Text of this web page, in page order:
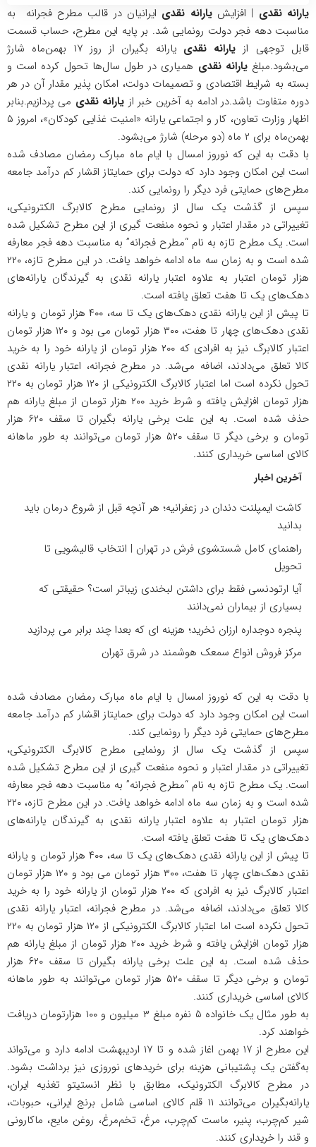
یارانه نقدی | افزایشیارانه نقدی ایرانیان در قالب مطرح فجرانه به
مناسبت دهه فجر دولت رونمایی شد. بر پایه این مطرح، حساب قسمت
قابل توجهی از یارانه نقدی
یارانه‌ بگیران از روز ۱۷ بهمن‌ماه شارژ
می‌بشود.مبلغیارانه نقدی همیاری در طول سال‌ها تحول کرده است و
بسته به شرایط اقتصادی و تصمیمات دولت، امکان پذیر مقدار آن در هر
دوره متفاوت باشد.در ادامه به آخرین خبر از یارانه نقدی می پردازیم.بنابر
اظهار وزارت تعاون، کار و اجتماعی
یارانه «امنیت غذایی کودکان»، امروز ۵
بهمن‌ماه برای ۲ ماه (دو مرحله) شارژ می‌بشود.
با دقت به این که نوروز امسال با ایام ماه مبارک رمضان مصادف شده
است این امکان وجود دارد که دولت برای حمایتاز اقشار کم درآمد جامعه
مطرح‌های حمایتی فرد دیگر را رونمایی کند.
سپس از گذشت یک سال از رونمایی مطرح کالابرگ الکترونیکی،
تغییراتی در مقدار اعتبار و نحوه منفعت گیری از این مطرح تشکیل شده
است. یک مطرح تازه به نام “مطرح فجرانه” به مناسبت دهه فجر معارفه
شده است و به زمان سه ماه ادامه خواهد یافت. در این مطرح تازه، ۲۲۰
هزار تومان اعتبار به علاوه اعتبار یارانه نقدی به گیرندگان یارانه‌های
دهک‌های یک تا هفت تعلق یافته است.
تا پیش از این یارانه نقدی دهک‌های یک تا سه، ۴۰۰ هزار تومان و یارانه
نقدی دهک‌های چهار تا هفت، ۳۰۰ هزار تومان می بود و ۱۲۰ هزار تومان
اعتبار کالابرگ نیز به افرادی که ۲۰۰ هزار تومان از یارانه خود را به خرید
کالا تعلق می‌دادند، اضافه می‌شد. در مطرح فجرانه، اعتبار یارانه نقدی
تحول نکرده است اما اعتبار کالابرگ الکترونیکی از ۱۲۰ هزار تومان به ۲۲۰
هزار تومان افزایش یافته و شرط خرید ۲۰۰ هزار تومان از مبلغ یارانه هم
حذف شده است. به این علت برخی یارانه بگیران تا سقف ۶۲۰ هزار
تومان و برخی دیگر تا سقف ۵۲۰ هزار تومان می‌توانند به طور ماهانه
کالای اساسی خریداری کنند.
آخرین اخبار
کاشت ایمپلنت دندان در زعفرانیه؛ هر آنچه قبل از شروع درمان باید
بدانید
راهنمای کامل شستشوی فرش در تهران | انتخاب قالیشویی تا
تحویل
آیا ارتودنسی فقط برای داشتن لبخندی زیباتر است؟ حقیقتی که
بسیاری از بیماران نمی‌دانند
پنجره دوجداره ارزان نخرید؛ هزینه ای که بعدا چند برابر می پردازید
مرکز فروش انواع سمعک هوشمند در شرق تهران
با دقت به این که نوروز امسال با ایام ماه مبارک رمضان مصادف شده
است این امکان وجود دارد که دولت برای حمایتاز اقشار کم درآمد جامعه
مطرح‌های حمایتی فرد دیگر را رونمایی کند.
سپس از گذشت یک سال از رونمایی مطرح کالابرگ الکترونیکی،
تغییراتی در مقدار اعتبار و نحوه منفعت گیری از این مطرح تشکیل شده
است. یک مطرح تازه به نام “مطرح فجرانه” به مناسبت دهه فجر معارفه
شده است و به زمان سه ماه ادامه خواهد یافت. در این مطرح تازه، ۲۲۰
هزار تومان اعتبار به علاوه اعتبار یارانه نقدی به گیرندگان یارانه‌های
دهک‌های یک تا هفت تعلق یافته است.
تا پیش از این یارانه نقدی دهک‌های یک تا سه، ۴۰۰ هزار تومان و یارانه
نقدی دهک‌های چهار تا هفت، ۳۰۰ هزار تومان می بود و ۱۲۰ هزار تومان
اعتبار کالابرگ نیز به افرادی که ۲۰۰ هزار تومان از یارانه خود را به خرید
کالا تعلق می‌دادند، اضافه می‌شد. در مطرح فجرانه، اعتبار یارانه نقدی
تحول نکرده است اما اعتبار کالابرگ الکترونیکی از ۱۲۰ هزار تومان به ۲۲۰
هزار تومان افزایش یافته و شرط خرید ۲۰۰ هزار تومان از مبلغ یارانه هم
حذف شده است. به این علت برخی یارانه بگیران تا سقف ۶۲۰ هزار
تومان و برخی دیگر تا سقف ۵۲۰ هزار تومان می‌توانند به طور ماهانه
کالای اساسی خریداری کنند.
به طور مثال یک خانواده ۵ نفره مبلغ ۳ میلیون و ۱۰۰ هزارتومان دریافت
خواهند کرد.
این مطرح از ۱۷ بهمن اغاز شده و تا ۱۷ اردیبهشت ادامه دارد و می‌تواند
به‌گفتن یک پشتیبانی هزینه برای خریدهای نوروزی نیز برداشت بشود.
در مطرح کالابرگ الکترونیک، مطابق با نظر انستیتو تغذیه ایران،
یارانه‌بگیران می‌توانند ۱۱ قلم کالای اساسی شامل برنج ایرانی، حبوبات،
شیر کم‌چرب، پنیر، ماست‌ کم‌چرب،‌ مرغ، تخم‌مرغ، روغن مایع، ماکارونی
و قند را خریداری کنند.